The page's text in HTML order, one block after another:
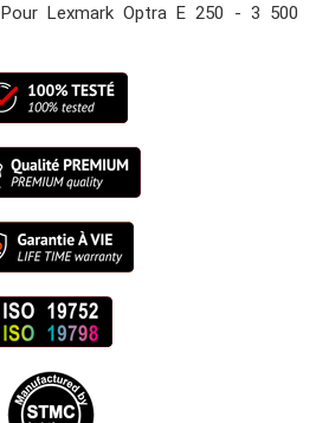
Lexmark Optra E 250 - 3 500